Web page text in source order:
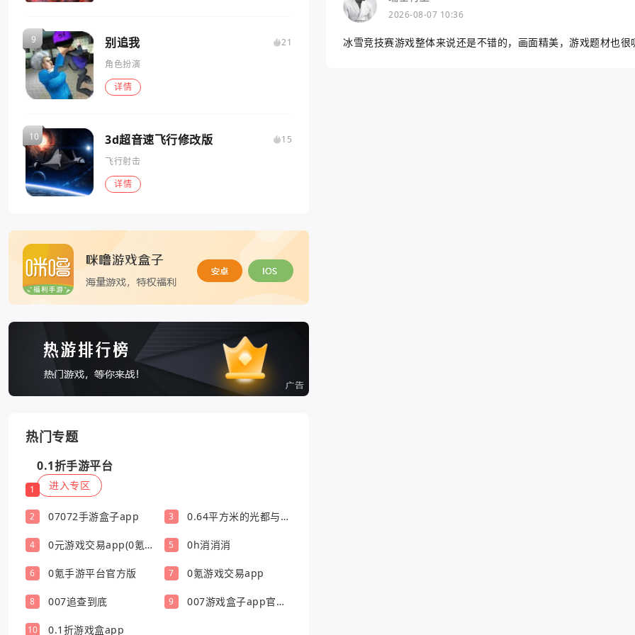
别追我
21
角色扮演
详情
3d超音速飞行修改版
15
飞行射击
详情
热门专题
1
0.1折手游平台
进入专区
2 07072手游盒子app 3
0.64平方米的光都与你
4
0元游戏交易app(0氪
5 0h消消消
6 0氪手游平台官方版 7 0氪游戏交易app
8 007追查到底 9
007游戏盒子app官方
10 0.1折游戏盒app
2026-08-07 10:36
冰雪竞技赛游戏整体来说还是不错的，画面精美，游戏题材也很